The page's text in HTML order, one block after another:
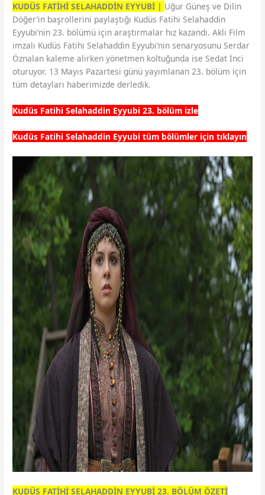
KUDÜS FATİHİ SELAHADDİN EYYUBİ | Uğur Güneş ve Dilin
Döğer’in başrollerini paylaştığı Kudüs Fatihi Selahaddin
Eyyubi’nin 23. bölümü için araştırmalar hız kazandı. Akli Film
imzalı Kudüs Fatihi Selahaddin Eyyubi’nin senaryosunu Serdar
Öznalan kaleme alırken yönetmen koltuğunda ise Sedat İnci
oturuyor. 13 Mayıs Pazartesi günü yayımlanan 23. bölüm için
tüm detayları haberimizde derledik.
Kudüs Fatihi Selahaddin Eyyubi 23. bölüm izle
Kudüs Fatihi Selahaddin Eyyubi tüm bölümler için tıklayın
KUDÜS FATİHİ SELAHADDİN EYYUBİ 23. BÖLÜM ÖZETİ